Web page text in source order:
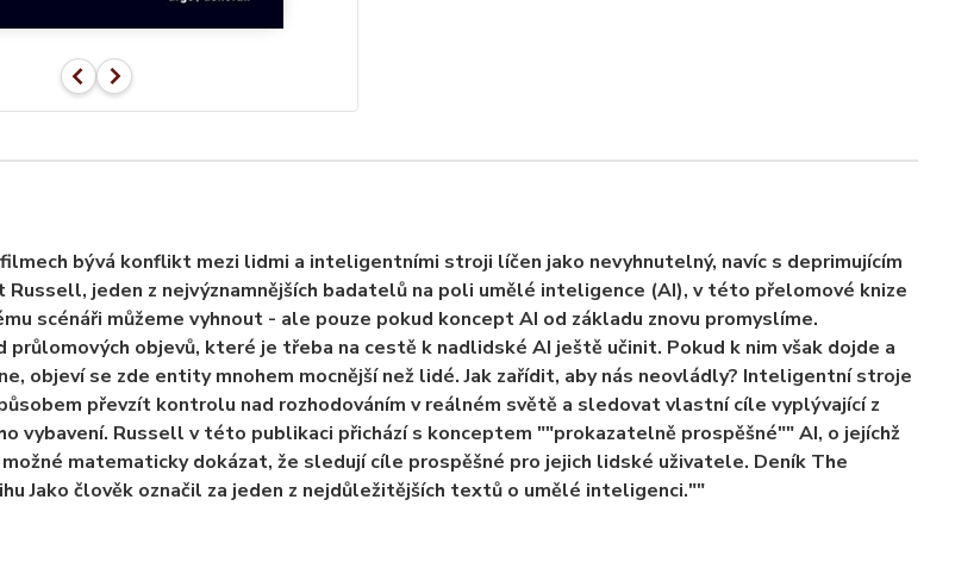
bývá konflikt mezi lidmi a inteligentními stroji líčen jako nevyhnutelný, navíc s deprimujícím
jeden z nejvýznamnějších badatelů na poli umělé inteligence (AI), v této přelomové knize
scénáři můžeme vyhnout - ale pouze pokud koncept AI od základu znovu promyslíme.
průlomových objevů, které je třeba na cestě k nadlidské AI ještě učinit. Pokud k nim však dojde a
objeví se zde entity mnohem mocnější než lidé. Jak zařídit, aby nás neovládly? Inteligentní stroje
převzít kontrolu nad rozhodováním v reálném světě a sledovat vlastní cíle vyplývající z
vybavení. Russell v této publikaci přichází s konceptem ""prokazatelně prospěšné"" AI, o jejíchž
matematicky dokázat, že sledují cíle prospěšné pro jejich lidské uživatele. Deník The
Jako člověk označil za jeden z nejdůležitějších textů o umělé inteligenci.""